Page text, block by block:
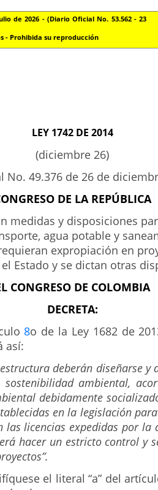
de 2026 - (Diario Oficial No. 53.562 - 23
- Prohibida su reproducción
LEY 1742 DE 2014
(diciembre 26)
No. 49.376 de 26 de
DE LA REPÚBLICA
medidas y disposiciones
agua potable y
expropiación en
Estado y se dictan otras
CONGRESO DE COLOMBIA
DECRETA:
8o de la Ley 1682 de
así:
deberán diseñarse y
ambiental,
debidamente
en la legislación
las licencias expedidas por
hacer un estricto control y
el literal “a” del